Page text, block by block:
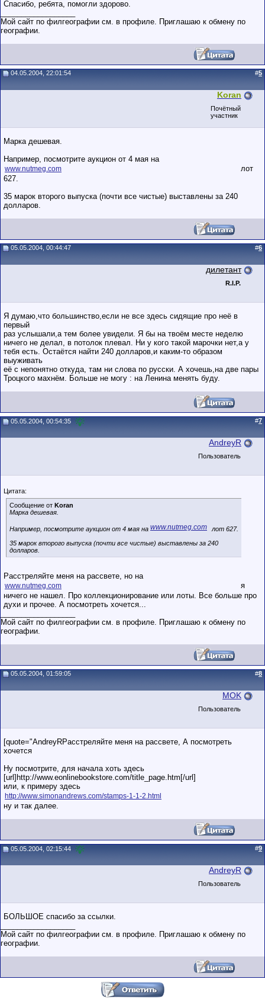
Спасибо, ребята, помогли здорово.
Мой сайт по филгеографии см. в профиле. Приглашаю к обмену по
географии.
04.05.2004, 22:01:54 #5
Koran
Почётный
участник
Марка дешевая.
Например, посмотрите аукцион от 4 мая на
www.nutmeg.com
лот
627.
35 марок второго выпуска (почти все чистые) выставлены за 240
долларов.
05.05.2004, 00:44:47 #6
дилетант
R.I.P.
Я думаю,что большинство,если не все здесь сидящие про неё в
первый
раз услышали,а тем более увидели. Я бы на твоём месте неделю
ничего не делал, в потолок плевал. Ни у кого такой марочки нет,а у
тебя есть. Остаётся найти 240 долларов,и каким-то образом
выуживать
её с непонятно откуда, там ни слова по русски. А хочешь,на две пары
Троцкого махнём. Больше не могу : на Ленина менять буду.
05.05.2004, 00:54:35 #7
AndreyR
Пользователь
Цитата:
Сообщение от Koran
Марка дешевая.
Например, посмотрите аукцион от 4 мая на www.nutmeg.com
лот 627.
35 марок второго выпуска (почти все чистые) выставлены за 240
долларов.
Расстреляйте меня на рассвете, но на
www.nutmeg.com
я
ничего не нашел. Про коллекционирование или лоты. Все больше про
духи и прочее. А посмотреть хочется...
Мой сайт по филгеографии см. в профиле. Приглашаю к обмену по
географии.
05.05.2004, 01:59:05 #8
MOK
Пользователь
[quote="AndreyRРасстреляйте меня на рассвете, А посмотреть
хочется
Ну посмотрите, для начала хоть здесь
[url]http://www.eonlinebookstore.com/title_page.htm[/url]
или, к примеру здесь
http://www.simonandrews.com/stamps-1-1-2.html
ну и так далее.
05.05.2004, 02:15:44 #9
AndreyR
Пользователь
БОЛЬШОЕ спасибо за ссылки.
Мой сайт по филгеографии см. в профиле. Приглашаю к обмену по
географии.